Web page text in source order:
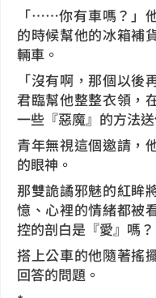
「……你有車嗎？」
的時候幫他的冰箱補
輛車。
「沒有啊，那個以
君臨幫他整整衣領，
一些『惡魔』的方法送
青年無視這個邀請，
的眼神。
那雙詭譎邪魅的紅眸
憶、心裡的情緒都被
控的剖白是『愛』嗎？
搭上公車的他隨著搖
回答的問題。